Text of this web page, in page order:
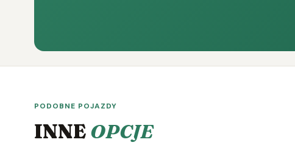
PODOBNE POJAZDY
INNE OPCJE